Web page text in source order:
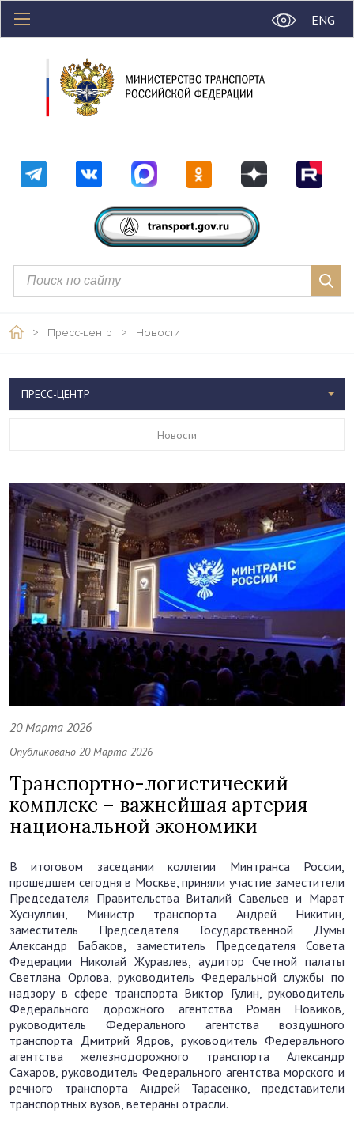
ENG
> Пресс-центр > Новости
20 Марта 2026
Опубликовано 20 Марта 2026
Транспортно-логистический
комплекс – важнейшая артерия
национальной экономики
В итоговом заседании коллегии Минтранса России,
прошедшем сегодня в Москве, приняли участие заместители
Председателя Правительства Виталий Савельев и Марат
Хуснуллин, Министр транспорта Андрей Никитин,
заместитель Председателя Государственной Думы
Александр Бабаков, заместитель Председателя Совета
Федерации Николай Журавлев, аудитор Счетной палаты
Светлана Орлова, руководитель Федеральной службы по
надзору в сфере транспорта Виктор Гулин, руководитель
Федерального дорожного агентства Роман Новиков,
руководитель Федерального агентства воздушного
транспорта Дмитрий Ядров, руководитель Федерального
агентства железнодорожного транспорта Александр
Сахаров, руководитель Федерального агентства морского и
речного транспорта Андрей Тарасенко, представители
транспортных вузов, ветераны отрасли.
ПРЕСС-ЦЕНТР
Новости